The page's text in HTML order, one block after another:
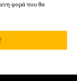
φορά που θα